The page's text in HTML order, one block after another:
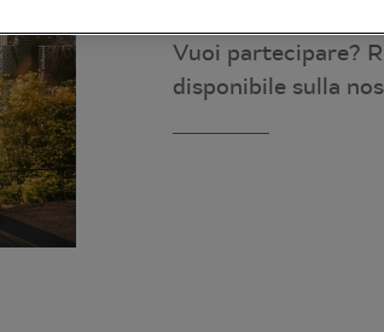
esposizione al
Vuoi partecipare?
disponibile sulla